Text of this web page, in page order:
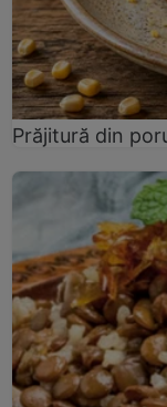
Prăjitură din